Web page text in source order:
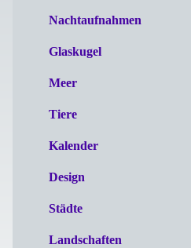
Nachtaufnahmen
Glaskugel
Meer
Tiere
Kalender
Design
Städte
Landschaften